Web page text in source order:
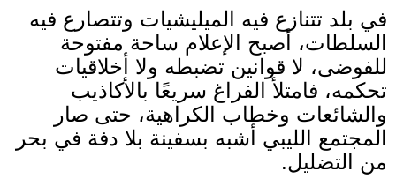
في بلد تتنازع فيه الميليشيات وتتصارع فيه
السلطات، أصبح الإعلام ساحة مفتوحة
للفوضى، لا قوانين تضبطه ولا أخلاقيات
تحكمه، فامتلأ الفراغ سريعًا بالأكاذيب
والشائعات وخطاب الكراهية، حتى صار
المجتمع الليبي أشبه بسفينة بلا دفة في بحر
من التضليل.